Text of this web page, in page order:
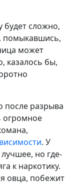
будет сложно,
помыкавшись,
может
казалось бы,
после разрыва
огромное
. У
но где-
к наркотику.
овца, побежит